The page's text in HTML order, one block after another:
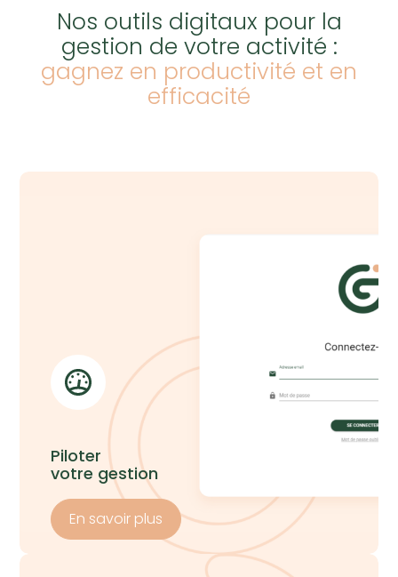
Nos outils digitaux pour la
gestion de votre activité :
gagnez en productivité et en
efficacité
Piloter
votre gestion
En savoir plus